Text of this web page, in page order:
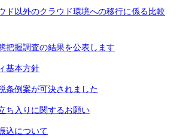
ド以外のクラウド環境への移行に係る比較
把握調査の結果を公表します
基本方針
条例案が可決されました
ち入りに関するお願い
込について